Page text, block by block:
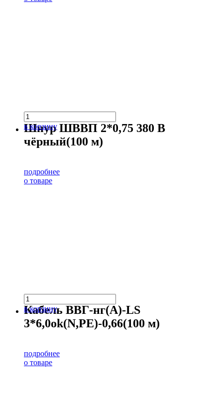
в корзину
Шнур ШВВП 2*0,75 380 В
чёрный(100 м)
подробнее
о товаре
в корзину
Кабель ВВГ-нг(А)-LS
3*6,0ok(N,PE)-0,66(100 м)
подробнее
о товаре